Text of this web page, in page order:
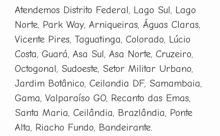
Atendemos Distrito Federal, Lago Sul, Lago
Norte, Park Way, Arniqueiras, Águas Claras,
Vicente Pires, Taguatinga, Colorado, Lúcio
Costa, Guará, Asa Sul, Asa Norte, Cruzeiro,
Octogonal, Sudoeste, Setor Militar Urbano,
Jardim Botânico, Ceilandia DF, Samambaia,
Gama, Valparaíso GO, Recanto das Emas,
Santa Maria, Ceilândia, Brazlândia, Ponte
Alta, Riacho Fundo, Bandeirante.